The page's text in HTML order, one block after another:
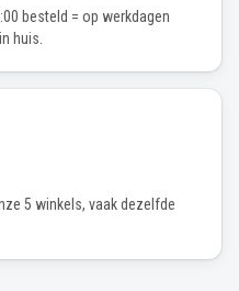
besteld = op werkdagen
huis.
5 winkels, vaak dezelfde